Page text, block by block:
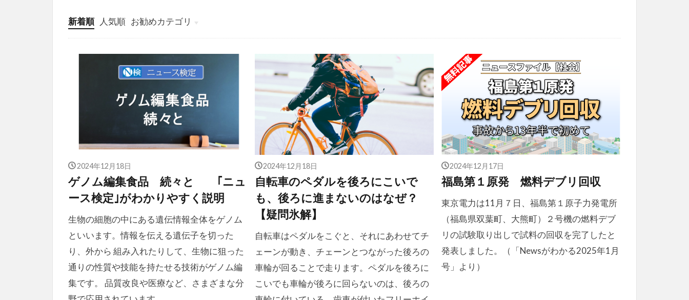
新着順 人気順 お勧めカテゴリ
投稿
学び
マンガ
電子書籍
2024年12月18日
ゲノム編集食品 続々と ｢ニュ
ース検定｣がわかりやすく説明
生物の細胞の中にある遺伝情報全体をゲノム
といいます。情報を伝える遺伝子を切った
り、外から 組み入れたりして、生物に狙った
通りの性質や技能を持たせる技術がゲノム編
集です。 品質改良や医療など、さまざまな分
2024年12月18日
自転車のペダルを後ろにこいで
も、後ろに進まないのはなぜ？
【疑問氷解】
自転車はペダルをこぐと、それにあわせてチ
ェーンが動き、チェーンとつながった後ろの
車輪が回ることで走ります。ペダルを後ろに
こいでも車輪が後ろに回らないのは、後ろの
2024年12月17日
福島第１原発 燃料デブリ回収
東京電力は11月７日、福島第１原子力発電所
（福島県双葉町、大熊町）２号機の燃料デブ
リの試験取り出しで試料の回収を完了したと
発表しました。（「Newsがわかる2025年1月
号」より）